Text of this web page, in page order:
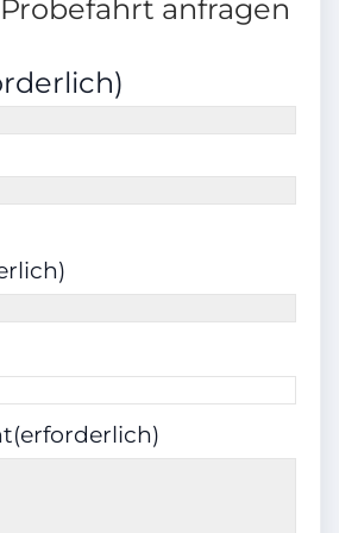
5
4 (Grün)
anfragen
(erforderlich)